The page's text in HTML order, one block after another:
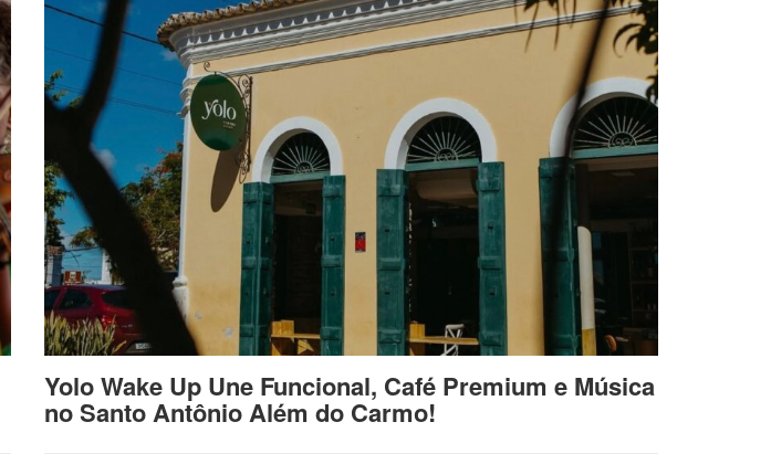
Yolo Wake Up Une Funcional, Café Premium e Música
no Santo Antônio Além do Carmo!